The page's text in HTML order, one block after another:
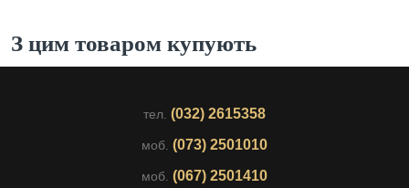
З цим товаром купують
тел. (032) 2615358
моб. (073) 2501010
моб. (067) 2501410